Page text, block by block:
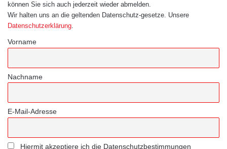
können Sie sich auch jederzeit wieder abmelden.
Wir halten uns an die geltenden Datenschutz-gesetze. Unsere
Datenschutzerklärung.
Vorname
Nachname
E-Mail-Adresse
Hiermit akzeptiere ich die Datenschutzbestimmungen